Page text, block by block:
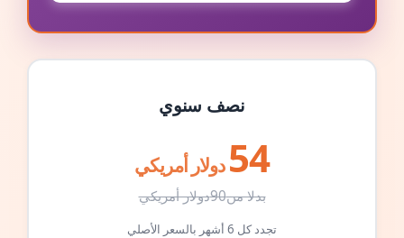
نصف سنوي
54 دولار أمريكي
بدلا من90دولار أمريكي
تجدد كل 6 أشهر بالسعر الأصلي